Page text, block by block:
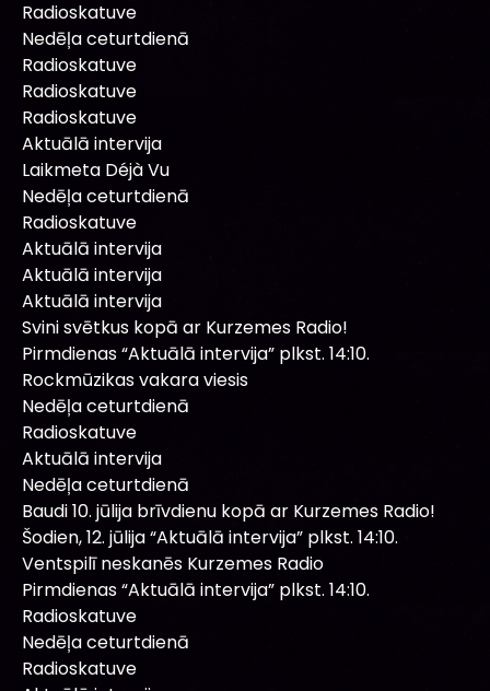
Radioskatuve
Nedēļa ceturtdienā
Radioskatuve
Radioskatuve
Radioskatuve
Aktuālā intervija
Laikmeta Déjà Vu
Nedēļa ceturtdienā
Radioskatuve
Aktuālā intervija
Aktuālā intervija
Aktuālā intervija
Svini svētkus kopā ar Kurzemes Radio!
Pirmdienas “Aktuālā intervija” plkst. 14:10.
Rockmūzikas vakara viesis
Nedēļa ceturtdienā
Radioskatuve
Aktuālā intervija
Nedēļa ceturtdienā
Baudi 10. jūlija brīvdienu kopā ar Kurzemes Radio!
Šodien, 12. jūlija “Aktuālā intervija” plkst. 14:10.
Ventspilī neskanēs Kurzemes Radio
Pirmdienas “Aktuālā intervija” plkst. 14:10.
Radioskatuve
Nedēļa ceturtdienā
Radioskatuve